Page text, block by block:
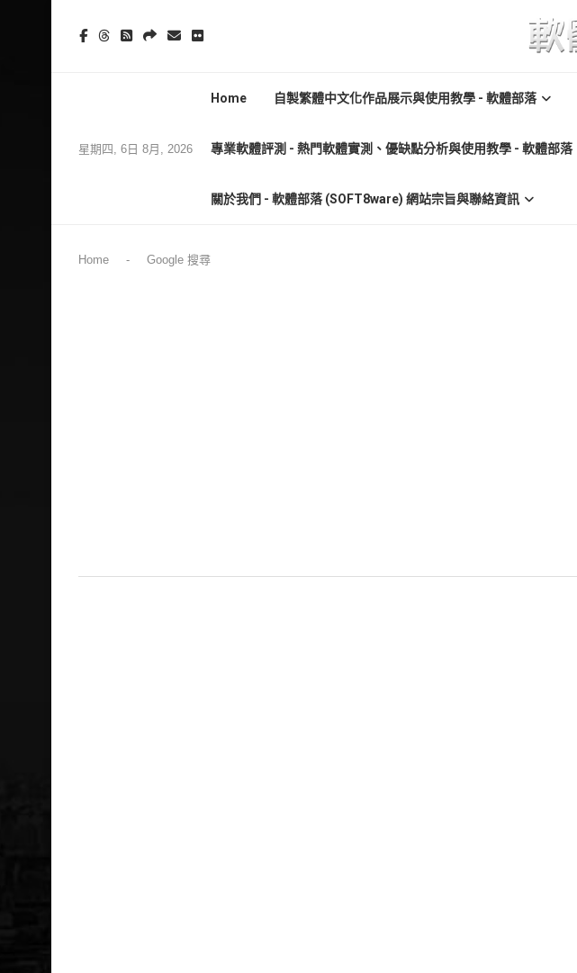
星期四, 6日 8月, 2026
Home 自製繁體中文化作品展示與使用教學 - 軟體部落
專業軟體評測 - 熱門軟體實測、優缺點分析與使用教學 - 軟體部落
關於我們 - 軟體部落 (SOFT8ware) 網站宗旨與聯絡資訊
Home - Google 搜尋